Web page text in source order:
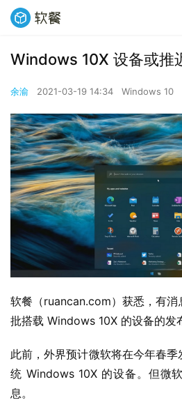
Windows 10X 设备或推
余渝 2021-03-19 14:34 Windows 10
软餐（ruancan.com）获悉，有
批搭载 Windows 10X 的设备的发
此前，外界预计微软将在今年春
统 Windows 10X 的设备。但微
息。